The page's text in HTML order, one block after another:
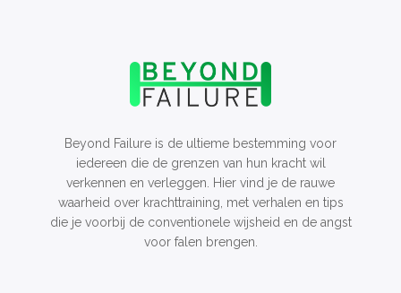
Beyond Failure is de ultieme bestemming voor
iedereen die de grenzen van hun kracht wil
verkennen en verleggen. Hier vind je de rauwe
waarheid over krachttraining, met verhalen en tips
die je voorbij de conventionele wijsheid en de angst
voor falen brengen.